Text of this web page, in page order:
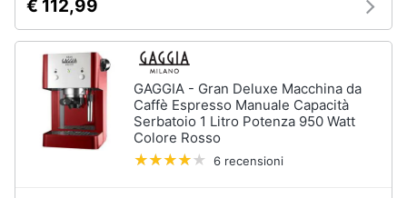
Beauty
Giocattoli
Prima
infanzia
Lavastoviglie
Lavastoviglie
libera
installazione
€ 112,99
GAGGIA - Gran Deluxe Macchina da
Caffè Espresso Manuale Capacità
Serbatoio 1 Litro Potenza 950 Watt
Colore Rosso
6 recensioni